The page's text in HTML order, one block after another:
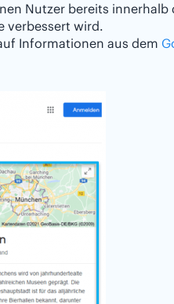
Nutzer bereits
verbessert wird.
Informationen aus dem